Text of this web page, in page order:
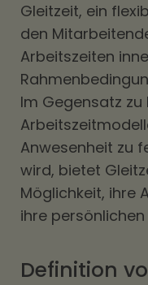
Gleitzeit, ein
den
Arbeitszeiten
Im Gegensatz
Anwesenheit zu
wird, bietet
Möglichkeit, ihre
ihre
Definition